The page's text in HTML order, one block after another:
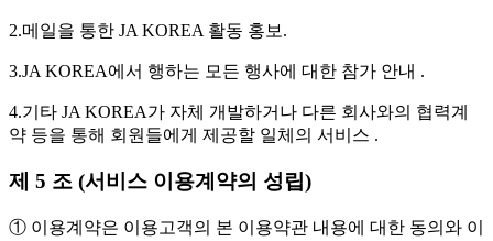
2.메일을 통한 JA KOREA 활동 홍보.
3.JA KOREA에서 행하는 모든 행사에 대한 참가 안내 .
4.기타 JA KOREA가 자체 개발하거나 다른 회사와의 협력계
약 등을 통해 회원들에게 제공할 일체의 서비스 .
제 5 조 (서비스 이용계약의 성립)
① 이용계약은 이용고객의 본 이용약관 내용에 대한 동의와 이